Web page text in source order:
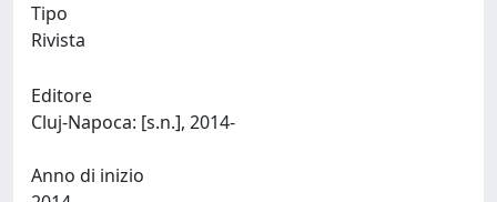
Tipo
Rivista
Editore
Anno di inizio